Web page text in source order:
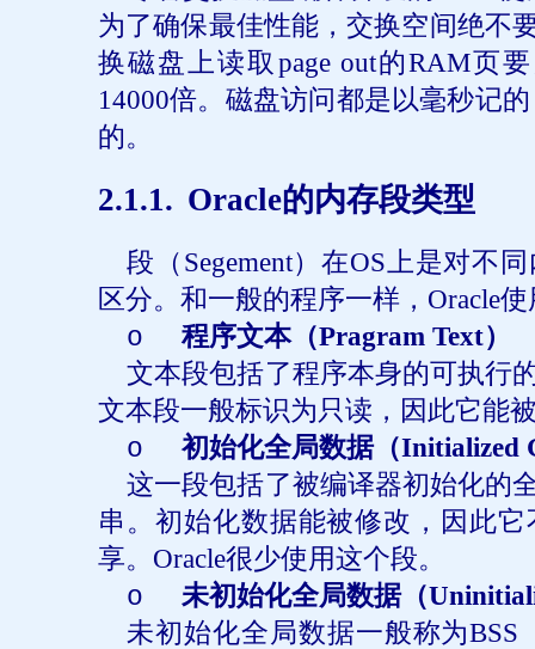
为了确保最佳性能，交换空间绝不
换磁盘上读取 page out的RAM页
14000倍。磁盘访问都是以毫秒记
的。
2.1.1. Oracle的内存段类型
段（Segement）在OS 上是对不
区分。和一般的程序一样， Oracle使
o
程序文本（Pragram Text）
文本段包括了程序本身的可执行
文本段一般标识为只读，因此它能
o
初始化全局数据（Initialized
这一段包括了被编译器初始化的
串。初始化数据能被修改，因此
享。 Oracle很少使用这个段。
o
未初始化全局数据（
未初始化全局数据一般称为BSS